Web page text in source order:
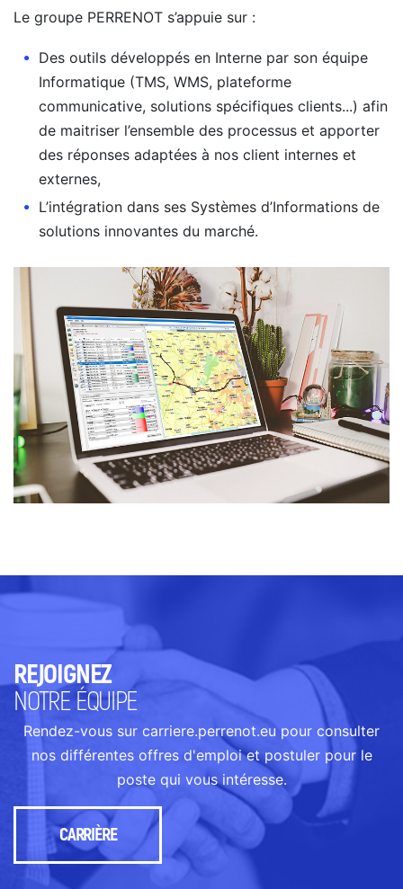
Le groupe PERRENOT s’appuie sur :
Des outils développés en Interne par son équipe
Informatique (TMS, WMS, plateforme
communicative, solutions spécifiques clients...) afin
de maitriser l’ensemble des processus et apporter
des réponses adaptées à nos client internes et
externes,
L’intégration dans ses Systèmes d’Informations de
solutions innovantes du marché.
REJOIGNEZ
NOTRE ÉQUIPE
Rendez-vous sur carriere.perrenot.eu pour consulter
nos différentes offres d'emploi et postuler pour le
poste qui vous intéresse.
CARRIÈRE